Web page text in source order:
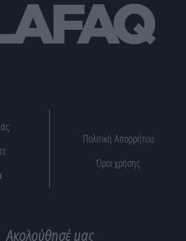
Πολιτική Απορρήτου
Όροι χρήσης
Ακολούθησέ μας